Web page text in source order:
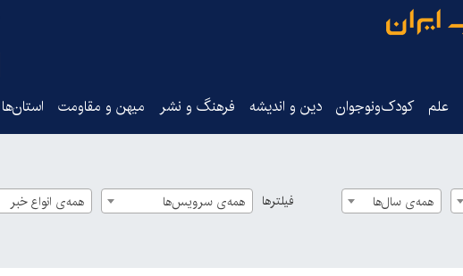
علم کودک‌ونوجوان دین و اندیشه فرهنگ و نشر میهن و مقاومت استان‌ها
همه‌ی سال‌ها فیلترها همه‌ی سرویس‌ها همه‌ی انواع خبر